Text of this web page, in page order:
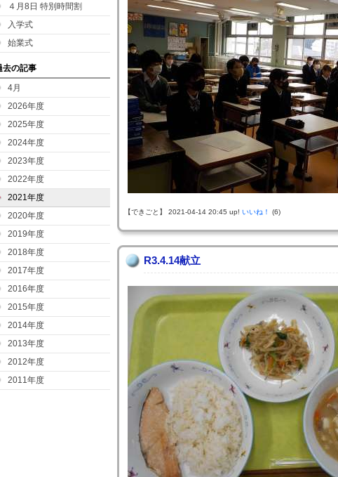
４月8日 特別時間割
入学式
始業式
去の記事
4月
2026年度
2025年度
2024年度
2023年度
2022年度
2021年度
2020年度
2019年度
2018年度
2017年度
2016年度
2015年度
2014年度
2013年度
2012年度
2011年度
【できごと】 2021-04-14 20:45 up! いいね！ (6)
R3.4.14献立